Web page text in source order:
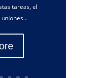
tareas, el